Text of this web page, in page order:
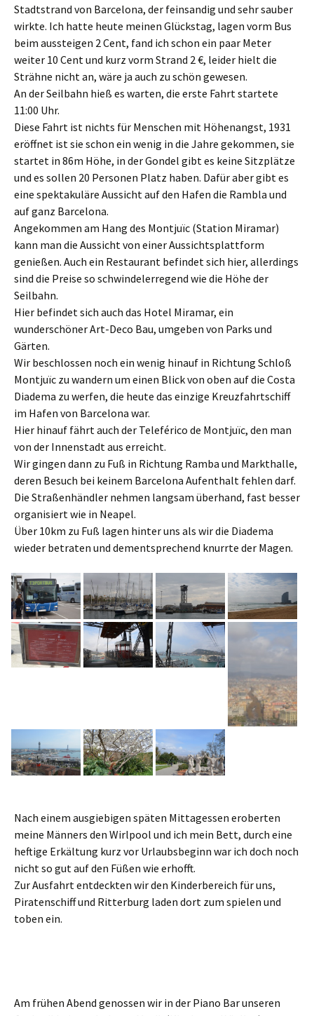
Stadtstrand von Barcelona, der feinsandig und sehr sauber
wirkte. Ich hatte heute meinen Glückstag, lagen vorm Bus
beim aussteigen 2 Cent, fand ich schon ein paar Meter
weiter 10 Cent und kurz vorm Strand 2 €, leider hielt die
Strähne nicht an, wäre ja auch zu schön gewesen.
An der Seilbahn hieß es warten, die erste Fahrt startete
11:00 Uhr.
Diese Fahrt ist nichts für Menschen mit Höhenangst, 1931
eröffnet ist sie schon ein wenig in die Jahre gekommen, sie
startet in 86m Höhe, in der Gondel gibt es keine Sitzplätze
und es sollen 20 Personen Platz haben. Dafür aber gibt es
eine spektakuläre Aussicht auf den Hafen die Rambla und
auf ganz Barcelona.
Angekommen am Hang des Montjuïc (Station Miramar)
kann man die Aussicht von einer Aussichtsplattform
genießen. Auch ein Restaurant befindet sich hier, allerdings
sind die Preise so schwindelerregend wie die Höhe der
Seilbahn.
Hier befindet sich auch das Hotel Miramar, ein
wunderschöner Art-Deco Bau, umgeben von Parks und
Gärten.
Wir beschlossen noch ein wenig hinauf in Richtung Schloß
Montjuïc zu wandern um einen Blick von oben auf die Costa
Diadema zu werfen, die heute das einzige Kreuzfahrtschiff
im Hafen von Barcelona war.
Hier hinauf fährt auch der Teleférico de Montjuïc, den man
von der Innenstadt aus erreicht.
Wir gingen dann zu Fuß in Richtung Ramba und Markthalle,
deren Besuch bei keinem Barcelona Aufenthalt fehlen darf.
Die Straßenhändler nehmen langsam überhand, fast besser
organisiert wie in Neapel.
Über 10km zu Fuß lagen hinter uns als wir die Diadema
wieder betraten und dementsprechend knurrte der Magen.
Nach einem ausgiebigen späten Mittagessen eroberten
meine Männers den Wirlpool und ich mein Bett, durch eine
heftige Erkältung kurz vor Urlaubsbeginn war ich doch noch
nicht so gut auf den Füßen wie erhofft.
Zur Ausfahrt entdeckten wir den Kinderbereich für uns,
Piratenschiff und Ritterburg laden dort zum spielen und
toben ein.
Am frühen Abend genossen wir in der Piano Bar unseren